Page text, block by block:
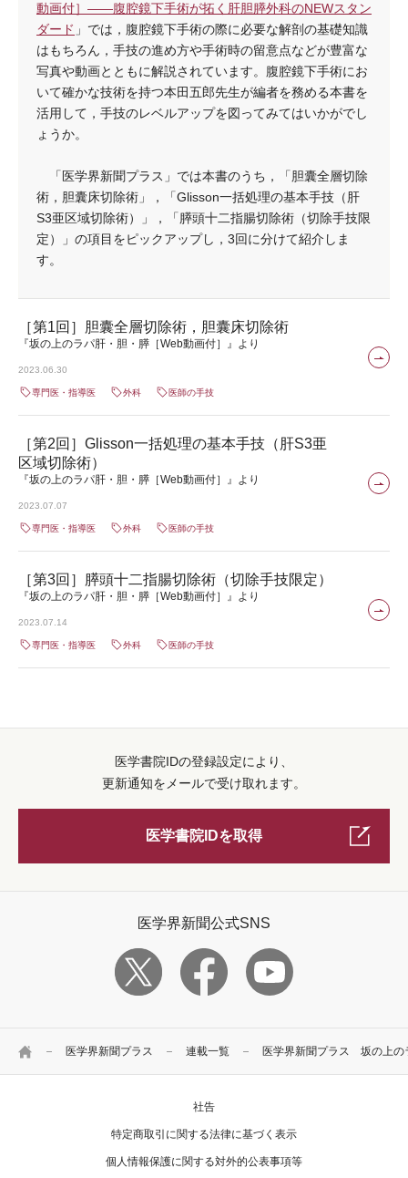
HOME 医学界新聞プラス 連載一覧 医学界新聞プラス 坂の上の
動画付］――腹腔鏡下手術が拓く肝胆膵外科のNEWスタン
ダード 」では，腹腔鏡下手術の際に必要な解剖の基礎知識
はもちろん，手技の進め方や手術時の留意点などが豊富な
写真や動画とともに解説されています。腹腔鏡下手術にお
いて確かな技術を持つ本田五郎先生が編者を務める本書を
活用して，手技のレベルアップを図ってみてはいかがでし
ょうか。
「医学界新聞プラス」では本書のうち，「胆囊全層切除
術，胆囊床切除術」，「Glisson一括処理の基本手技（肝
S3亜区域切除術）」，「膵頭十二指腸切除術（切除手技限
定）」の項目をピックアップし，3回に分けて紹介しま
す。
［第1回］胆囊全層切除術，胆囊床切除術
『坂の上のラパ肝・胆・膵［Web動画付］』より
2023.06.30
専門医・指導医 外科 医師の手技
［第2回］Glisson一括処理の基本手技（肝S3亜
区域切除術）
『坂の上のラパ肝・胆・膵［Web動画付］』より
2023.07.07
専門医・指導医 外科 医師の手技
［第3回］膵頭十二指腸切除術（切除手技限定）
『坂の上のラパ肝・胆・膵［Web動画付］』より
2023.07.14
専門医・指導医 外科 医師の手技
医学書院IDの登録設定により、
更新通知をメールで受け取れます。
医学書院IDを取得
医学界新聞公式SNS
社告
特定商取引に関する法律に基づく表示
個人情報保護に関する対外的公表事項等